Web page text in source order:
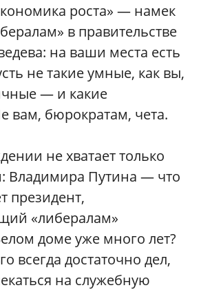
роста» — намек
в правительстве
на ваши места есть
не такие умные, как вы,
— и какие
вам, бюрократам, чета.
не хватает только
Владимира Путина — что
президент,
«либералам»
доме уже много лет?
всегда достаточно дел,
на служебную